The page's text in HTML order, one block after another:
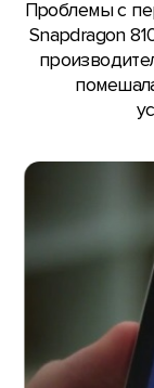
Проблемы с
Snapdragon